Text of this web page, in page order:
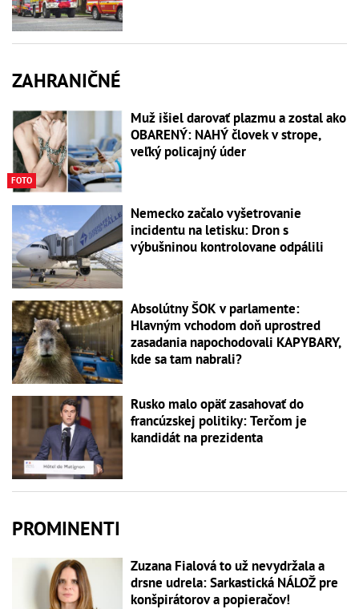
ZAHRANIČNÉ
FOTO
Muž išiel darovať plazmu a zostal ako
OBARENÝ: NAHÝ človek v strope,
veľký policajný úder
Nemecko začalo vyšetrovanie
incidentu na letisku: Dron s
výbušninou kontrolovane odpálili
Absolútny ŠOK v parlamente:
Hlavným vchodom doň uprostred
zasadania napochodovali KAPYBARY,
kde sa tam nabrali?
Rusko malo opäť zasahovať do
francúzskej politiky: Terčom je
kandidát na prezidenta
PROMINENTI
Zuzana Fialová to už nevydržala a
drsne udrela: Sarkastická NÁLOŽ pre
konšpirátorov a popieračov!